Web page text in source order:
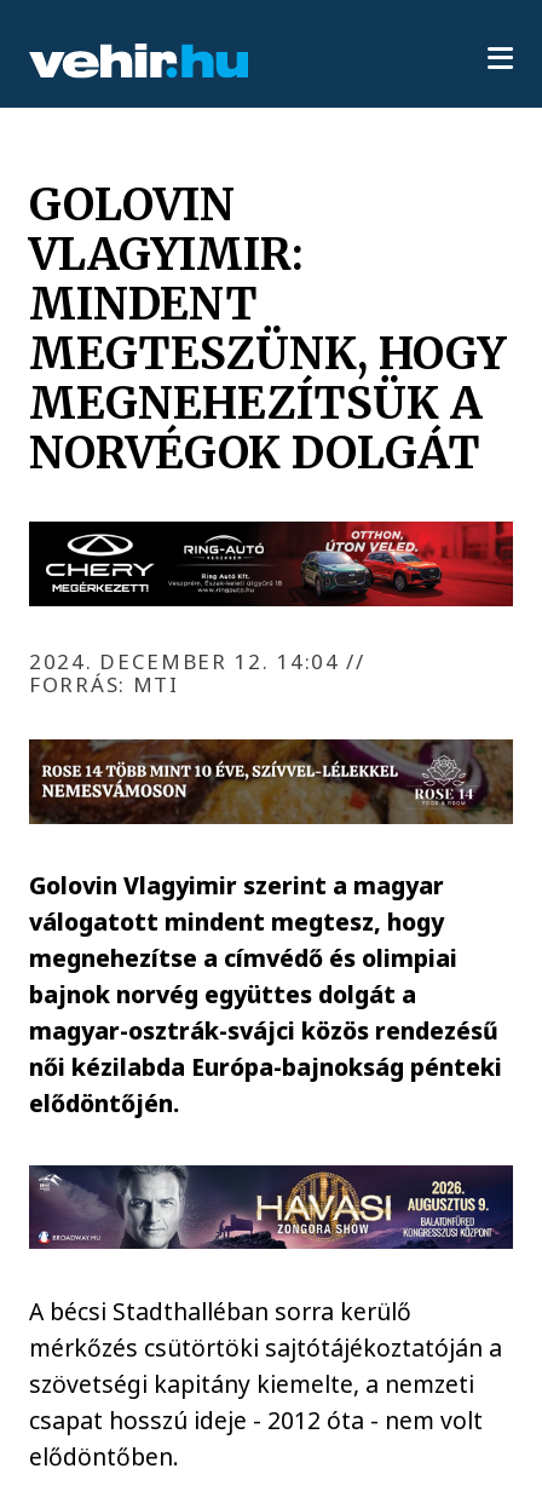
GOLOVIN
VLAGYIMIR:
MINDENT
MEGTESZÜNK, HOGY
MEGNEHEZÍTSÜK A
NORVÉGOK DOLGÁT
2024. DECEMBER 12. 14:04//
FORRÁS: MTI
Golovin Vlagyimir szerint a magyar
válogatott mindent megtesz, hogy
megnehezítse a címvédő és olimpiai
bajnok norvég együttes dolgát a
magyar-osztrák-svájci közös rendezésű
női kézilabda Európa-bajnokság pénteki
elődöntőjén.
A bécsi Stadthalléban sorra kerülő
mérkőzés csütörtöki sajtótájékoztatóján a
szövetségi kapitány kiemelte, a nemzeti
csapat hosszú ideje - 2012 óta - nem volt
elődöntőben.